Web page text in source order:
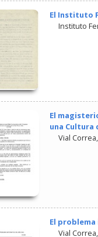
El Instituto
Instituto
El
una Cultura
Vial
El
Vial